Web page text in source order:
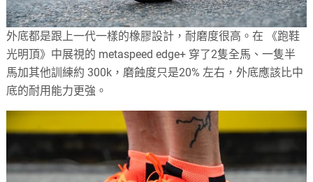
外底都是跟上一代一樣的橡膠設計，耐磨度很高。在 《跑鞋
光明頂》中展視的 metaspeed edge+ 穿了2隻全馬、一隻半
馬加其他訓練約 300k，磨蝕度只是20% 左右，外底應該比中
底的耐用能力更強。